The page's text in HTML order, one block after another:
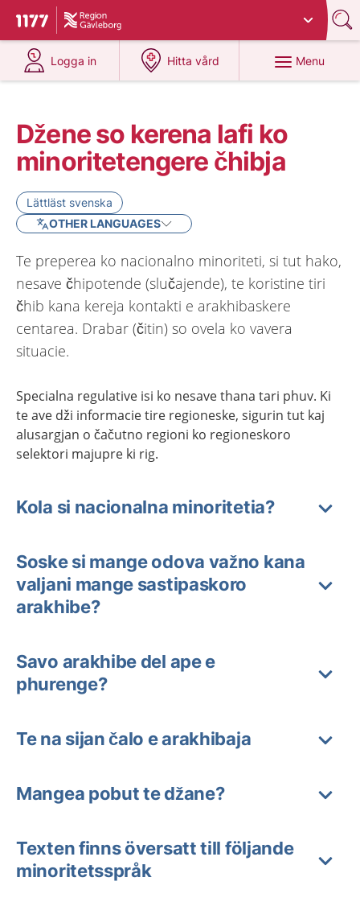
To start page for 1177
Du har valt region
Logga in
at 1177.se
Hitta vård
at 1177.se
Menu
Džene so kerena lafi ko
minoritetengere čhibja
Lättläst svenska
OTHER LANGUAGES
Te preperea ko nacionalno minoriteti, si tut hako,
nesave čhipotende (slučajende), te koristine tiri
čhib kana kereja kontakti e arakhibaskere
centarea. Drabar (čitin) so ovela ko vavera
situacie.
Specialna regulative isi ko nesave thana tari phuv. Ki
te ave dži informacie tire regioneske, sigurin tut kaj
alusargjan o čačutno regioni ko regioneskoro
selektori majupre ki rig.
Kola si nacionalna minoritetia?
Soske si mange odova važno kana
valjani mange sastipaskoro
arakhibe?
Savo arakhibe del ape e
phurenge?
Te na sijan čalo e arakhibaja
Mangea pobut te džane?
Texten finns översatt till följande
minoritetsspråk